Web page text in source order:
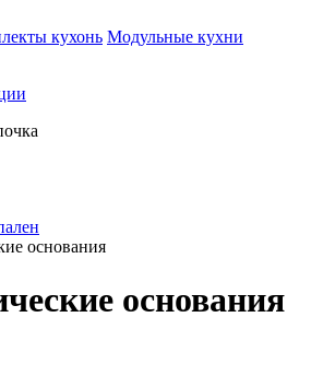
кухонь Модульные кухни
основания
основания